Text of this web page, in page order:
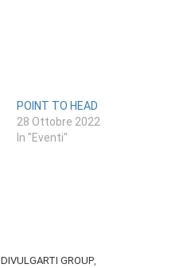
POINT TO HEAD
28 Ottobre 2022
In "Eventi"
DIVULGARTI GROUP,